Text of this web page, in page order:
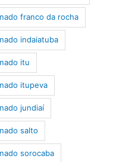
franco da rocha
indaiatuba
itu
itupeva
jundiaí
salto
sorocaba